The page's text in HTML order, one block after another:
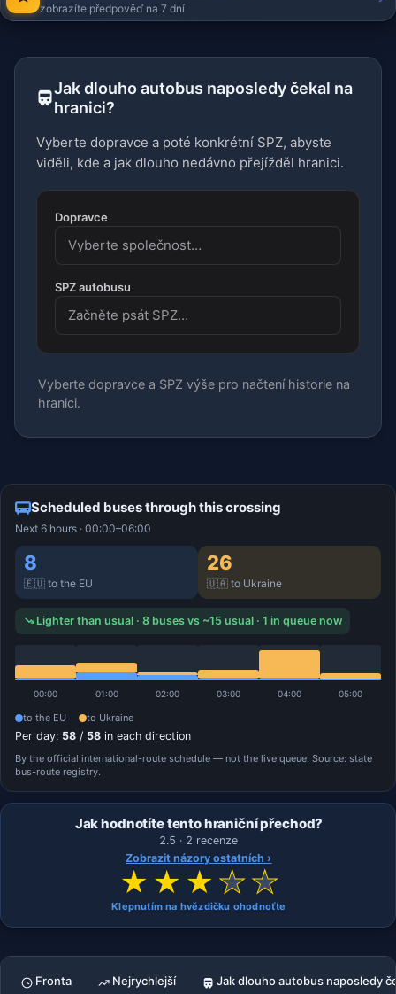
Fronta Nejrychlejší Jak dlouho autobus naposledy
zobrazíte předpověď na 7 dní
Jak dlouho autobus naposledy čekal na
hranici?
Vyberte dopravce a poté konkrétní SPZ, abyste
viděli, kde a jak dlouho nedávno přejížděl hranici.
Dopravce
SPZ autobusu
Vyberte dopravce a SPZ výše pro načtení historie na
hranici.
Scheduled buses through this crossing
Next 6 hours · 00:00–06:00
8
🇪🇺 to the EU
26
🇺🇦 to Ukraine
Lighter than usual · 8 buses vs ~15 usual · 1 in queue now
00:00 01:00 02:00 03:00 04:00 05:00
to the EU to Ukraine
Per day: 58 / 58 in each direction
By the official international-route schedule — not the live queue. Source: state
bus-route registry.
Jak hodnotíte tento hraniční přechod?
2.5 · 2 recenze
Zobrazit názory ostatních ›
★ ★ ★ ★★
Klepnutím na hvězdičku ohodnoťte